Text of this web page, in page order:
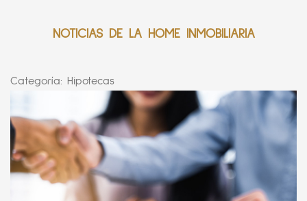
NOTICIAS DE LA HOME INMOBILIARIA
Categoría: Hipotecas